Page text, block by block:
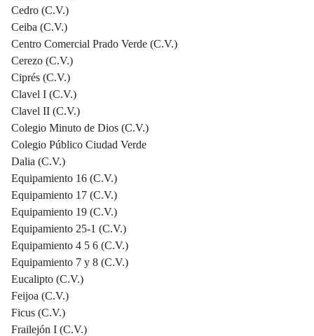
Cedro (C.V.)
Ceiba (C.V.)
Centro Comercial Prado Verde (C.V.)
Cerezo (C.V.)
Ciprés (C.V.)
Clavel I (C.V.)
Clavel II (C.V.)
Colegio Minuto de Dios (C.V.)
Colegio Público Ciudad Verde
Dalia (C.V.)
Equipamiento 16 (C.V.)
Equipamiento 17 (C.V.)
Equipamiento 19 (C.V.)
Equipamiento 25-1 (C.V.)
Equipamiento 4 5 6 (C.V.)
Equipamiento 7 y 8 (C.V.)
Eucalipto (C.V.)
Feijoa (C.V.)
Ficus (C.V.)
Frailejón I (C.V.)